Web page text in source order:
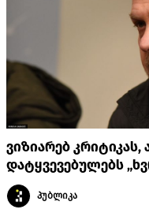
ვიზიარებ კრიტიკას,
დატყვევებულებს
პუბლიკა